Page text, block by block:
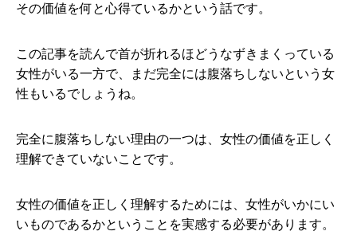
その価値を何と心得ているかという話です。
この記事を読んで首が折れるほどうなずきまくっている
女性がいる一方で、まだ完全には腹落ちしないという女
性もいるでしょうね。
完全に腹落ちしない理由の一つは、女性の価値を正しく
理解できていないことです。
女性の価値を正しく理解するためには、女性がいかにい
いものであるかということを実感する必要があります。